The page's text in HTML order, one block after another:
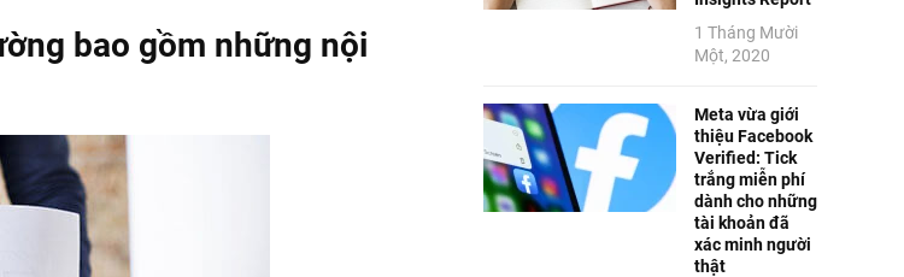
bao gồm những nội
1 Tháng Mười
Một, 2020
Meta vừa giới
thiệu Facebook
Verified: Tick
trắng miễn phí
dành cho những
tài khoản đã
xác minh người
thật